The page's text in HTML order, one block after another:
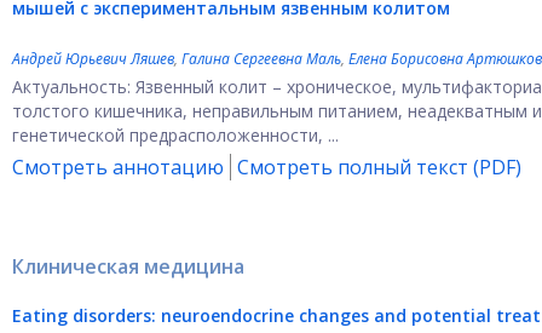
мышей с экспериментальным язвенным колитом
Андрей Юрьевич Ляшев, Галина Сергеевна Маль, Елена Борисовна
Актуальность: Язвенный колит – хроническое,
толстого кишечника, неправильным питанием,
генетической предрасположенности, ...
Смотреть аннотацию Смотреть полный текст (PDF)
Клиническая медицина
Eating disorders: neuroendocrine changes and potential